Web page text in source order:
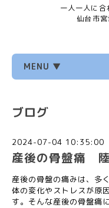
一人一人に
仙台市
MENU ▼
ブログ
2024-07-04 10:35:00
産後の骨盤痛
産後の骨盤の痛みは、多
体の変化やストレスが原
す。そんな産後の骨盤痛